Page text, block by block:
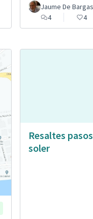
Jaume De
4
4
Resaltes
soler